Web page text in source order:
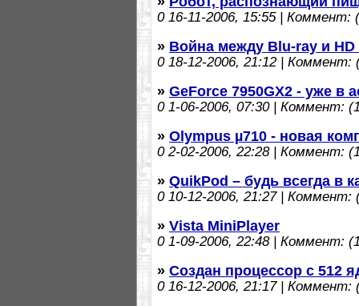
016-11-2006, 15:55 | Коммент:
» Война между Blu-ray и HD
018-12-2006, 21:12 | Коммент:
» GeForce 7950GX2 - уже в
01-06-2006, 07:30 | Коммент:
» Olympus µ710 - новая
02-02-2006, 22:28 | Коммент:
» QuikPod – будь всегда в
010-12-2006, 21:27 | Коммент:
» Vista MiniPlayer
01-09-2006, 22:48 | Коммент:
» Создан процессор с 512
016-12-2006, 21:17 | Коммент: